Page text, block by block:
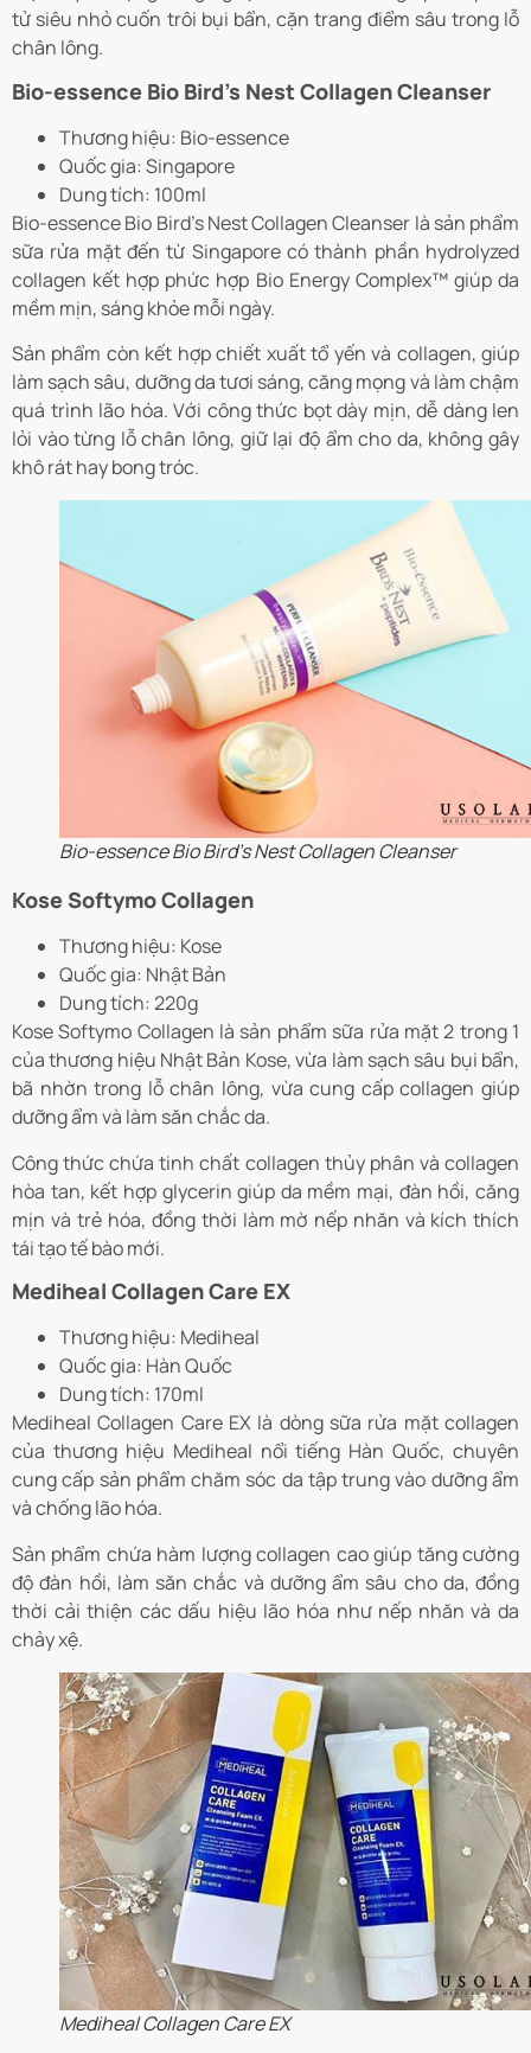
tử siêu nhỏ cuốn trôi bụi bẩn, cặn trang điểm sâu trong lỗ
chân lông.
Bio-essence Bio Bird’s Nest Collagen Cleanser
Thương hiệu: Bio-essence
Quốc gia: Singapore
Dung tích: 100ml
Bio-essence Bio Bird’s Nest Collagen Cleanser là sản phẩm
sữa rửa mặt đến từ Singapore có thành phần hydrolyzed
collagen kết hợp phức hợp Bio Energy Complex™ giúp da
mềm mịn, sáng khỏe mỗi ngày.
Sản phẩm còn kết hợp chiết xuất tổ yến và collagen, giúp
làm sạch sâu, dưỡng da tươi sáng, căng mọng và làm chậm
quá trình lão hóa. Với công thức bọt dày mịn, dễ dàng len
lỏi vào từng lỗ chân lông, giữ lại độ ẩm cho da, không gây
khô rát hay bong tróc.
Bio-essence Bio Bird’s Nest Collagen Cleanser
Kose Softymo Collagen
Thương hiệu: Kose
Quốc gia: Nhật Bản
Dung tích: 220g
Kose Softymo Collagen là sản phẩm sữa rửa mặt 2 trong 1
của thương hiệu Nhật Bản Kose, vừa làm sạch sâu bụi bẩn,
bã nhờn trong lỗ chân lông, vừa cung cấp collagen giúp
dưỡng ẩm và làm săn chắc da.
Công thức chứa tinh chất collagen thủy phân và collagen
hòa tan, kết hợp glycerin giúp da mềm mại, đàn hồi, căng
mịn và trẻ hóa, đồng thời làm mờ nếp nhăn và kích thích
tái tạo tế bào mới.
Mediheal Collagen Care EX
Thương hiệu: Mediheal
Quốc gia: Hàn Quốc
Dung tích: 170ml
Mediheal Collagen Care EX là dòng sữa rửa mặt collagen
của thương hiệu Mediheal nổi tiếng Hàn Quốc, chuyên
cung cấp sản phẩm chăm sóc da tập trung vào dưỡng ẩm
và chống lão hóa.
Sản phẩm chứa hàm lượng collagen cao giúp tăng cường
độ đàn hồi, làm săn chắc và dưỡng ẩm sâu cho da, đồng
thời cải thiện các dấu hiệu lão hóa như nếp nhăn và da
chảy xệ.
Mediheal Collagen Care EX